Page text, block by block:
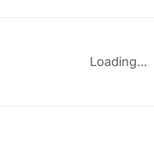
Loading...